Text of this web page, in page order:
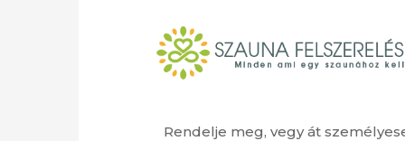
Rendelje meg, vegy át